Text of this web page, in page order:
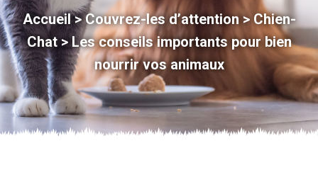
Accueil>Couvrez-les d’attention>Chien-
Chat>Les conseils importants pour bien
nourrir vos animaux